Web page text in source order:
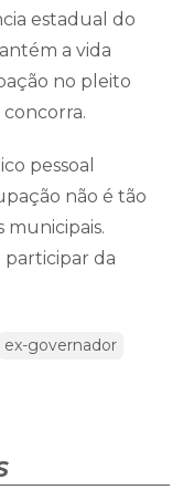
estadual do
a vida
no pleito
pessoal
não é tão
municipais.
da
ex-governador